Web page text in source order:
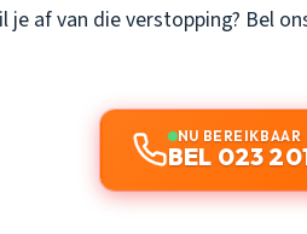
je af van die verstopping? Bel
NU BEREIKBAAR
BEL 023